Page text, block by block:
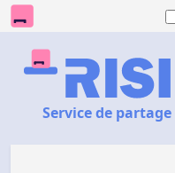
Service de